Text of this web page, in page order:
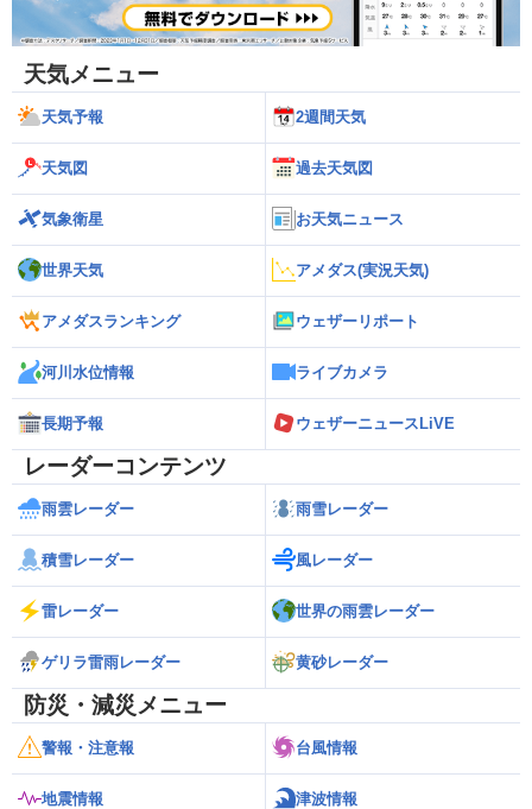
天気メニュー
天気予報 2週間天気
天気図 過去天気図
気象衛星 お天気ニュース
世界天気 アメダス(実況天気)
アメダスランキング ウェザーリポート
河川水位情報 ライブカメラ
長期予報 ウェザーニュースLiVE
レーダーコンテンツ
雨雲レーダー 雨雪レーダー
積雪レーダー 風レーダー
雷レーダー 世界の雨雲レーダー
ゲリラ雷雨レーダー 黄砂レーダー
防災・減災メニュー
警報・注意報 台風情報
地震情報 津波情報